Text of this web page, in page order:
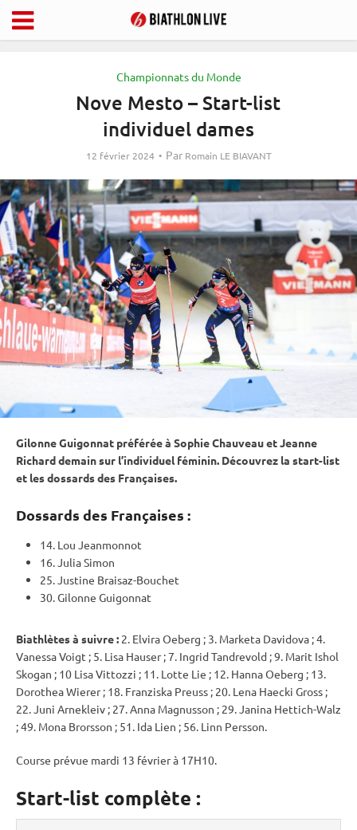
Championnats du Monde
Nove Mesto – Start-list
individuel dames
12 février 2024 Par Romain LE BIAVANT
Gilonne Guigonnat préférée à Sophie Chauveau et Jeanne
Richard demain sur l’individuelféminin. Découvrez la start-list
et les dossards des Françaises.
Dossards des Françaises :
14. Lou Jeanmonnot
16. Julia Simon
25. Justine Braisaz-Bouchet
30. Gilonne Guigonnat
Biathlètes à suivre : 2. Elvira Oeberg ; 3. Marketa Davidova ; 4.
Vanessa Voigt ; 5. Lisa Hauser ; 7. Ingrid Tandrevold ; 9. Marit Ishol
Skogan ; 10 Lisa Vittozzi ; 11. Lotte Lie ; 12. Hanna Oeberg ; 13.
Dorothea Wierer ; 18. Franziska Preuss ; 20. Lena Haecki Gross ;
22. Juni Arnekleiv ; 27. Anna Magnusson ; 29. Janina Hettich-Walz
; 49. Mona Brorsson ; 51. Ida Lien ; 56. Linn Persson.
Course prévue mardi 13 février à 17H10.
Start-list complète :